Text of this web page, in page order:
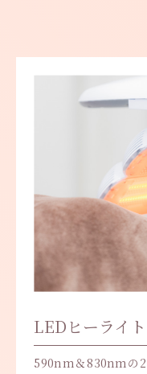
LEDヒーライト
590nm＆830nmの2